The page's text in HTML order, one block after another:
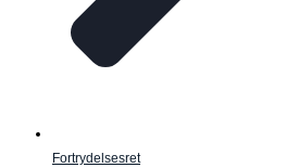
Fortrydelsesret